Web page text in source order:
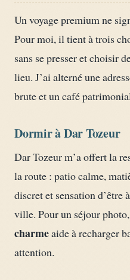
Un voyage premium ne
Pour moi, il tient à trois
sans se presser et choisir
lieu. J’ai alterné une
brute et un café
Dormir à Dar Tozeur
Dar Tozeur m’a offert la
la route : patio calme,
discret et sensation d’être
ville. Pour un séjour
charmeaide à recharger
attention.